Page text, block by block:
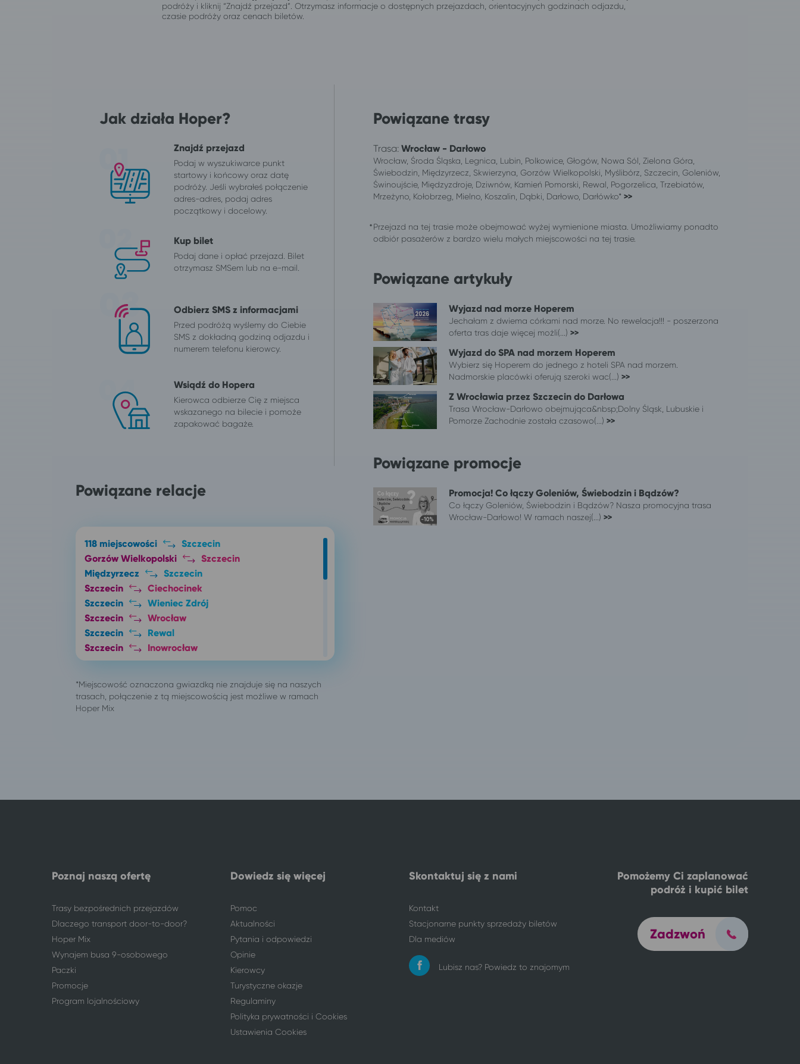
podróży i kliknij “Znajdź przejazd”. Otrzymasz informacje o dostępnych przejazdach, orientacyjnych godzinach odjazdu,
czasie podróży oraz cenach biletów.
Jak działa Hoper?
Znajdź przejazd
Podaj w wyszukiwarce punkt
startowy i końcowy oraz datę
podróży. Jeśli wybrałeś połączenie
adres-adres, podaj adres
początkowy i docelowy.
Kup bilet
Podaj dane i opłać przejazd. Bilet
otrzymasz SMSem lub na e-mail.
Odbierz SMS z informacjami
Przed podróżą wyślemy do Ciebie
SMS z dokładną godziną odjazdu i
numerem telefonu kierowcy.
Wsiądź do Hopera
Kierowca odbierze Cię z miejsca
wskazanego na bilecie i pomoże
zapakować bagaże.
Powiązane relacje
118 miejscowości
Szczecin
Gorzów Wielkopolski
Szczecin
Międzyrzecz
Szczecin
Szczecin
Ciechocinek
Szczecin
Wieniec Zdrój
Szczecin
Wrocław
Szczecin
Rewal
Szczecin
Inowrocław
Szczecin
Toruń
Zielona Góra
Szczecin
205 miejscowości
Zielona Góra
Powiązane trasy
Trasa: Wrocław - Darłowo
Wrocław, Środa Śląska, Legnica, Lubin, Polkowice, Głogów, Nowa Sól, Zielona Góra,
Świebodzin, Międzyrzecz, Skwierzyna, Gorzów Wielkopolski, Myślibórz, Szczecin, Goleniów,
Świnoujście, Międzyzdroje, Dziwnów, Kamień Pomorski, Rewal, Pogorzelica, Trzebiatów,
Mrzeżyno, Kołobrzeg, Mielno, Koszalin, Dąbki, Darłowo, Darłówko* >>
Przejazd na tej trasie może obejmować wyżej wymienione miasta. Umożliwiamy ponadto
odbiór pasażerów z bardzo wielu małych miejscowości na tej trasie.
Powiązane artykuły
Wyjazd nad morze Hoperem
Jechałam z dwiema córkami nad morze. No rewelacja!!! - poszerzona
oferta tras daje więcej możli(...) >>
Wyjazd do SPA nad morzem Hoperem
Wybierz się Hoperem do jednego z hoteli SPA nad morzem.
Nadmorskie placówki oferują szeroki wac(...) >>
Z Wrocławia przez Szczecin do Darłowa
Trasa Wrocław-Darłowo obejmująca&nbsp;Dolny Śląsk, Lubuskie i
Pomorze Zachodnie została czasowo(...) >>
Powiązane promocje
Promocja! Co łączy Goleniów, Świebodzin i Bądzów?
Co łączy Goleniów, Świebodzin i Bądzów? Nasza promocyjna trasa
Wrocław-Darłowo! W ramach naszej(...) >>
Poznaj naszą ofertę
Trasy bezpośrednich przejazdów
Dlaczego transport door-to-door?
Hoper Mix
Wynajem busa 9-osobowego
Paczki
Promocje
Program lojalnościowy
Dowiedz się więcej
Pomoc
Aktualności
Pytania i odpowiedzi
Opinie
Kierowcy
Turystyczne okazje
Regulaminy
Polityka prywatności i Cookies
Ustawienia Cookies
Skontaktuj się z nami
Kontakt
Stacjonarne punkty sprzedaży biletów
Dla mediów
Lubisz nas? Powiedz to znajomym
Pomożemy Ci zaplanować
podróż i kupić bilet
Zadzwoń